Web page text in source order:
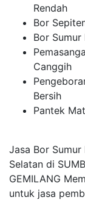
Rendah
Bor
Bor Sumur
Canggih
Bersih
Pantek
Jasa Bor
Selatan di
GEMILANG
untuk jasa